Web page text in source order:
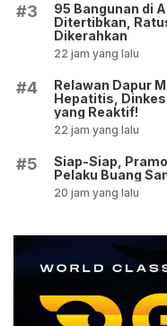
#3
95 Bangunan di
Ditertibkan,
Dikerahkan
22 jam yang lalu
#4
Relawan Dapur
Hepatitis,
yang Reaktif!
22 jam yang lalu
#5
Siap-Siap,
Pelaku Buang
20 jam yang lalu